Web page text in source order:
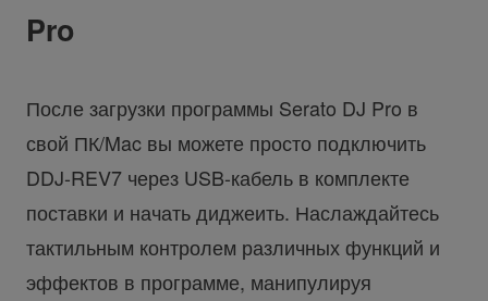
Pro
После загрузки программы Serato DJ Pro в
свой ПК/Mac вы можете просто подключить
DDJ-REV7 через USB-кабель в комплекте
поставки и начать диджеить. Наслаждайтесь
тактильным контролем различных функций и
эффектов в программе, манипулируя